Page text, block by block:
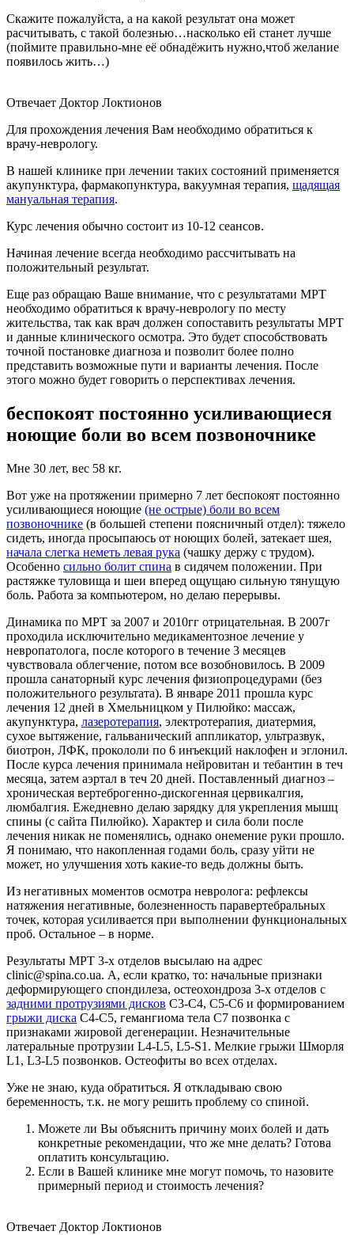
Скажите пожалуйста, а на какой результат она может
расчитывать, с такой болезнью…насколько ей станет лучше
(поймите правильно-мне её обнадёжить нужно,чтоб желание
появилось жить…)
Отвечает Доктор Локтионов
Для прохождения лечения Вам необходимо обратиться к
врачу-неврологу.
В нашей клинике при лечении таких состояний применяется
акупунктура, фармакопунктура, вакуумная терапия, щадящая
мануальная терапия.
Курс лечения обычно состоит из 10-12 сеансов.
Начиная лечение всегда необходимо рассчитывать на
положительный результат.
Еще раз обращаю Ваше внимание, что с результатами МРТ
необходимо обратиться к врачу-неврологу по месту
жительства, так как врач должен сопоставить результаты МРТ
и данные клинического осмотра. Это будет способствовать
точной постановке диагноза и позволит более полно
представить возможные пути и варианты лечения. После
этого можно будет говорить о перспективах лечения.
беспокоят постоянно усиливающиеся
ноющие боли во всем позвоночнике
Мне 30 лет, вес 58 кг.
Вот уже на протяжении примерно 7 лет беспокоят постоянно
усиливающиеся ноющие (не острые) боли во всем
позвоночнике (в большей степени поясничный отдел): тяжело
сидеть, иногда просыпаюсь от ноющих болей, затекает шея,
начала слегка неметь левая рука (чашку держу с трудом).
Особенно сильно болит спина в сидячем положении. При
растяжке туловища и шеи вперед ощущаю сильную тянущую
боль. Работа за компьютером, но делаю перерывы.
Динамика по МРТ за 2007 и 2010гг отрицательная. В 2007г
проходила исключительно медикаментозное лечение у
невропатолога, после которого в течение 3 месяцев
чувствовала облегчение, потом все возобновилось. В 2009
прошла санаторный курс лечения физиопроцедурами (без
положительного результата). В январе 2011 прошла курс
лечения 12 дней в Хмельницком у Пилюйко: массаж,
акупунктура, лазеротерапия, электротерапия, диатермия,
сухое вытяжение, гальванический аппликатор, ультразвук,
биотрон, ЛФК, прокололи по 6 инъекций наклофен и эглонил.
После курса лечения принимала нейровитан и тебантин в теч
месяца, затем аэртал в теч 20 дней. Поставленный диагноз –
хроническая вертеброгенно-дискогенная цервикалгия,
люмбалгия. Ежедневно делаю зарядку для укрепления мышц
спины (с сайта Пилюйко). Характер и сила боли после
лечения никак не поменялись, однако онемение руки прошло.
Я понимаю, что накопленная годами боль, сразу уйти не
может, но улучшения хоть какие-то ведь должны быть.
Из негативных моментов осмотра невролога: рефлексы
натяжения негативные, болезненность паравертебральных
точек, которая усиливается при выполнении функциональных
проб. Остальное – в норме.
Результаты МРТ 3-х отделов высылаю на адрес
clinic@spina.co.ua. А, если кратко, то: начальные признаки
деформирующего спондилеза, остеохондроза 3-х отделов с
задними протрузиями дисков С3-С4, С5-С6 и формированием
грыжи диска С4-С5, гемангиома тела С7 позвонка с
признаками жировой дегенерации. Незначительные
латеральные протрузии L4-L5, L5-S1. Мелкие грыжи Шморля
L1, L3-L5 позвонков. Остеофиты во всех отделах.
Уже не знаю, куда обратиться. Я откладываю свою
беременность, т.к. не могу решить проблему со спиной.
Можете ли Вы объяснить причину моих болей и дать
конкретные рекомендации, что же мне делать? Готова
оплатить консультацию.
Если в Вашей клинике мне могут помочь, то назовите
примерный период и стоимость лечения?
Отвечает Доктор Локтионов